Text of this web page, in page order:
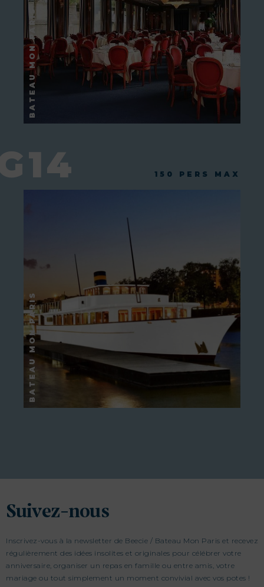
150 PERS MAX
Suivez-nous
Inscrivez-vous à la newsletter de Beecie / Bateau Mon Paris et recevez
régulièrement des idées insolites et originales pour célébrer votre
anniversaire, organiser un repas en famille ou entre amis, votre
mariage ou tout simplement un moment convivial avec vos potes !